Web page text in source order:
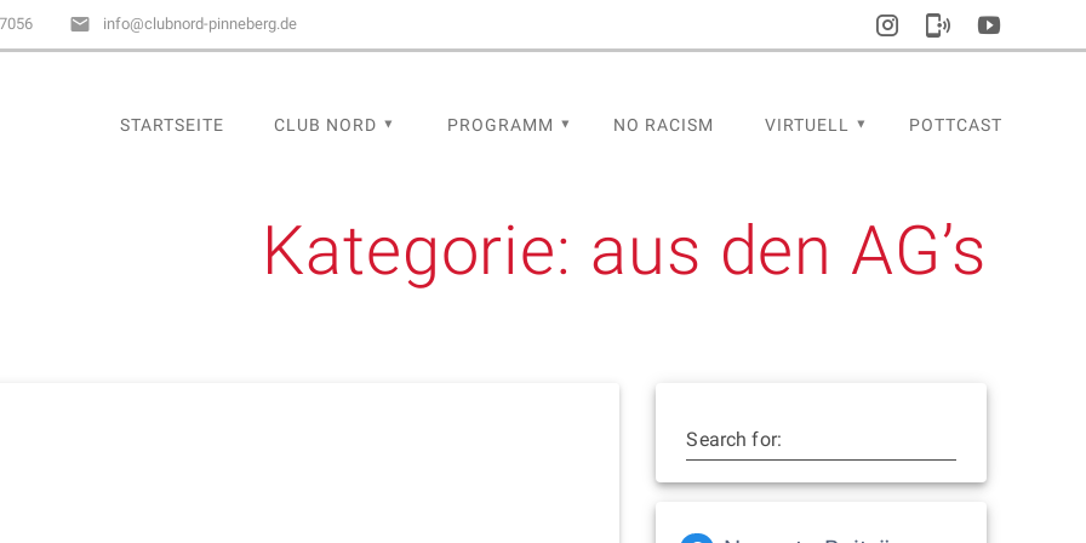
info@clubnord-pinneberg.de
STARTSEITE CLUB NORD PROGRAMM NO RACISM VIRTUELL POTTCAST
Kategorie: aus den AG’s
Search for: